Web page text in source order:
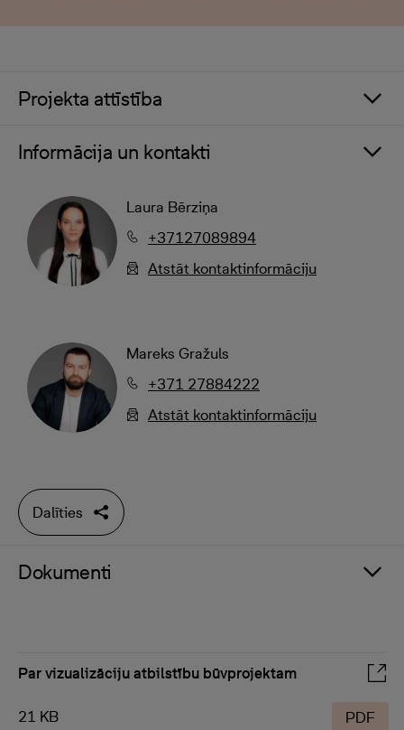
Projekta attīstība
Informācija un kontakti
Laura Bērziņa
+37127089894
Atstāt kontaktinformāciju
Mareks Gražuls
+371 27884222
Atstāt kontaktinformāciju
Dalīties
Dokumenti
Par vizualizāciju atbilstību būvprojektam
21 KB PDF